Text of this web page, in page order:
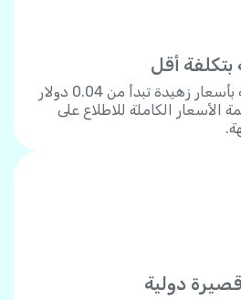
أقل
اتصل بأكثر من 190 دولة بأسعار زهيدة تبدأ من 0.04 دولار
الأسعار الكاملة للاطلاع على
دولية